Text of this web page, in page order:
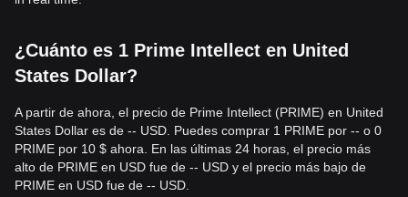
más bajos.
Basándose en la estructura actual del mercado, los
analistas sugieren las siguientes estrategias:
Inversores Conservadores
el nivel de soporte de$6.80 para comprar en lotes.
• O esperar a que el precio supere eficazmente el nivel de
resistencia de$8.50antes de seguir la tendencia.
Inversores de Tendencia
• Si el precio rompe la resistencia de
¿Cuánto es 1 Prime Intellect en United
States Dollar?
A partir de ahora, el precio de Prime Intellect (PRIME) en United
States Dollar es de -- USD. Puedes comprar 1 PRIME por -- o 0
PRIME por 10 $ ahora. En las últimas 24 horas, el precio más
alto de PRIME en USD fue de -- USD y el precio más bajo de
PRIME en USD fue de -- USD.